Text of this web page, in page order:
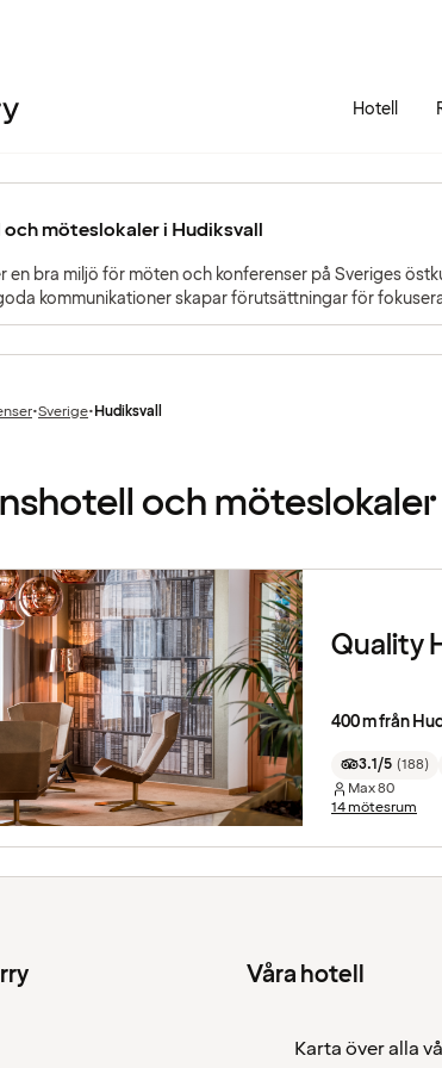
Hotell
möteslokaler i Hudiksvall
en bra miljö för möten och konferenser på Sveriges
kommunikationer skapar förutsättningar för
•Föregående
Sverige•Hudiksvall
och möteslokaler
Quality
400 m från
3.1/5 (188)
Max80
14 mötesrum
Våra hotell
Karta över alla